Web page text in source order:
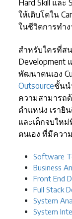
Hard Skill แล
ให้เติบโตใน
ในชีวิตการทำ
สำหรับใครที่ส
Development
พัฒนาตนเอง
Outsourceชั้นน
ความสามารถ
ตำแหน่ง เรา
และเด็กจบให
ตนเอง ที่มีคว
Software
Business
Front End
Full Stack
System
System